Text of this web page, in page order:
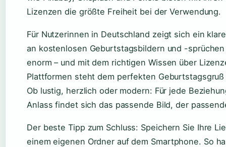
Lizenzen die größte Freiheit bei der Verwendung.
Für Nutzerinnen in Deutschland zeigt sich ein
an kostenlosen Geburtstagsbildern und -
enorm – und mit dem richtigen Wissen über
Plattformen steht dem perfekten
Ob lustig, herzlich oder modern: Für jede
Anlass findet sich das passende Bild, der
Der beste Tipp zum Schluss: Speichern Sie Ihre
einem eigenen Ordner auf dem Smartphone. So